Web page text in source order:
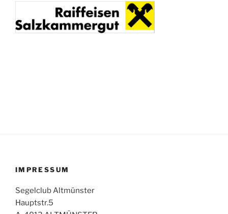
IMPRESSUM
Segelclub Altmünster
Hauptstr.5